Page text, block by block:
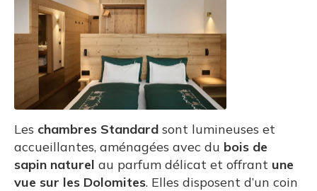
Les chambres Standard sont lumineuses et
accueillantes, aménagées avec du bois de
sapin naturel au parfum délicat et offrant une
vue sur les Dolomites. Elles disposent d’un coin